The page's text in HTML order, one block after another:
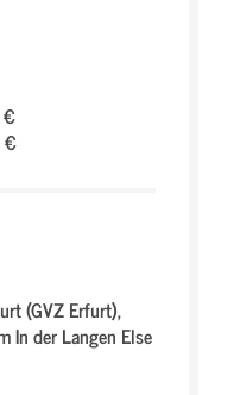
€
€
(GVZ Erfurt),
In der Langen Else